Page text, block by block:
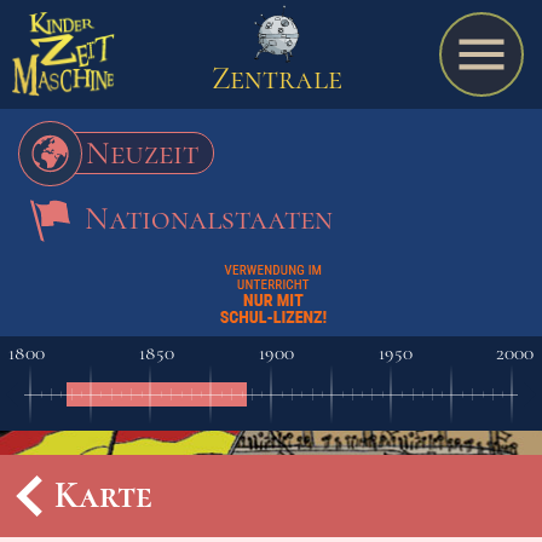
Spiel
Termine
Schulmaterialien
Zentrale
Neuzeit
Nationalstaaten
1800 1850 1900 1950 2000
Karte